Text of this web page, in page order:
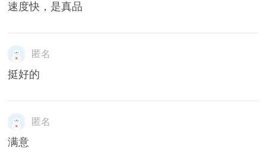
速度快，是真品
匿名
挺好的
匿名
满意